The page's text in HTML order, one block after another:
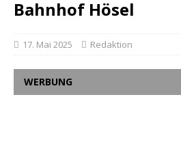
Bahnhof Hösel
17. Mai 2025 Redaktion
WERBUNG